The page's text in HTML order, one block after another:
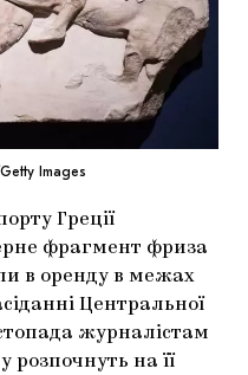
ПЛАТФОРМА
РІЗДВЯНІ СВЯТА
Images
Греції
фрагмент фриза
в оренду в межах
Центральної
журналістам
на її